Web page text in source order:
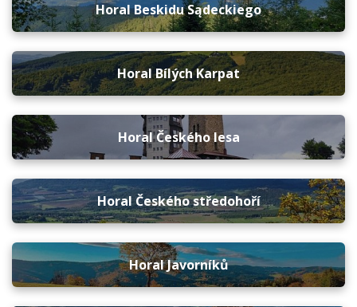
Horal Beskidu Sądeckiego
Horal Bílých Karpat
Horal Českého lesa
Horal Českého středohoří
Horal Javorníků